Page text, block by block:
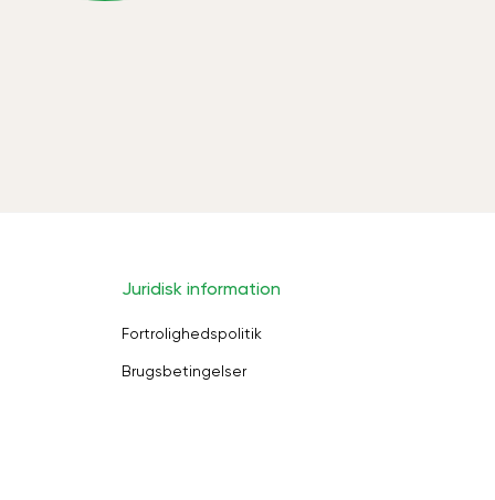
Juridisk information
Fortrolighedspolitik
Brugsbetingelser